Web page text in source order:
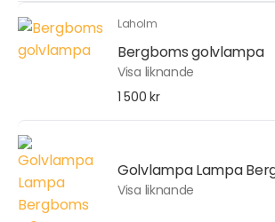
Laholm
Bergboms golvlampa
Visa liknande
1 500 kr
Golvlampa Lampa
Visa liknande